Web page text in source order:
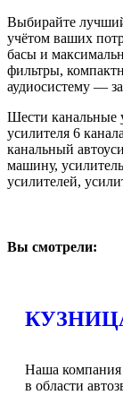
Выбирайте
учётом ваших
басы и
фильтры,
аудиосистему —
Шести канальные
усилителя 6
канальный
машину,
усилителей,
Вы смотрели:
Наша компания
в области